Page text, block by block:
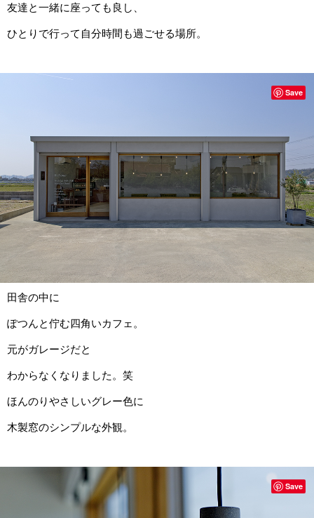
友達と一緒に座っても良し、
ひとりで行って自分時間も過ごせる場所。
田舎の中に
ぽつんと佇む四角いカフェ。
元がガレージだと
わからなくなりました。笑
ほんのりやさしいグレー色に
木製窓のシンプルな外観。
Save
Save